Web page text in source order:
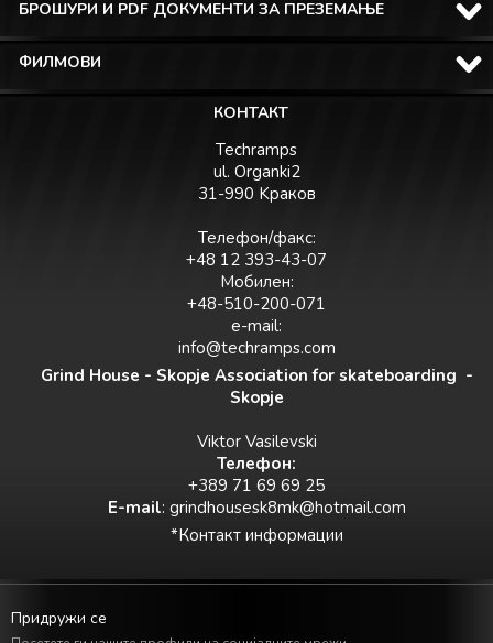
БРОШУРИ И PDF ДОКУМЕНТИ ЗА ПРЕЗЕМАЊЕ
ФИЛМОВИ
КОНТАКТ
Techramps
ul. Organki2
31-990 Kраков
Телефон/факс:
+48 12 393-43-07
Мобилен:
+48-510-200-071
e-mail:
info@techramps.com
Grind House - Skopje Association for skateboarding -
Skopje
Viktor Vasilevski
Teлефон:
+389 71 69 69 25
E-mail: grindhousesk8mk@hotmail.com
*Контакт информации
Придружи се